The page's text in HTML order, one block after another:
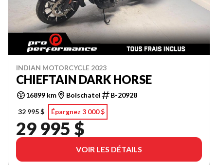
INDIAN MOTORCYCLE 2023
CHIEFTAIN DARK HORSE
16899 km Boischatel
B-20928
32 995 $
Épargnez 3 000 $
29 995 $
VOIR LES DÉTAILS